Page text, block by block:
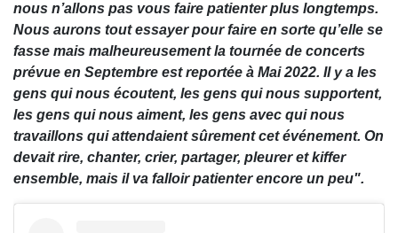
nous n’allons pas vous faire patienter plus longtemps.
Nous aurons tout essayer pour faire en sorte qu’elle se
fasse mais malheureusement la tournée de concerts
prévue en Septembre est reportée à Mai 2022. Il y a les
gens qui nous écoutent, les gens qui nous supportent,
les gens qui nous aiment, les gens avec qui nous
travaillons qui attendaient sûrement cet événement. On
devait rire, chanter, crier, partager, pleurer et kiffer
ensemble, mais il va falloir patienter encore un peu".